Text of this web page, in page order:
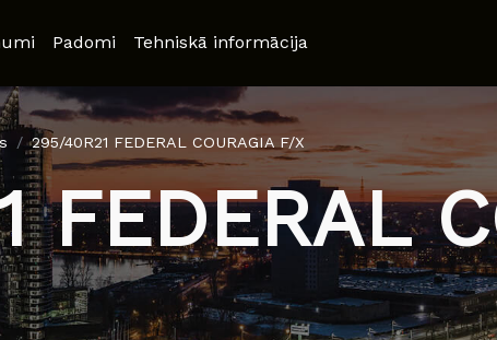
Padomi Tehniskā informācija
295/40R21 FEDERAL COURAGIA F/X
FEDERAL